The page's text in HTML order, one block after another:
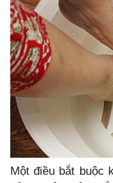
Một điều bắt buộc